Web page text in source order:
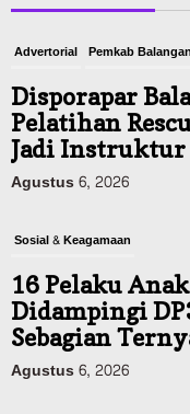
Advertorial Pemkab Balangan
Disporapar
Pelatihan
Jadi Instruktur
Agustus 6, 2026
Sosial & Keagamaan
16 Pelaku
Didampingi
Sebagian
Agustus 6, 2026